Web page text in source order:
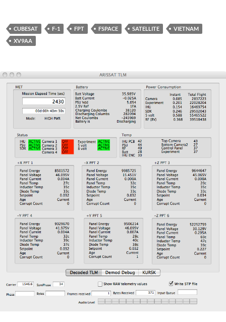
CUBESAT F-1 FPT FSPACE SATELLITE
VIETNAM
XV9AA